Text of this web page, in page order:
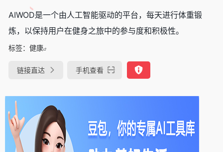
AIWOD是一个由人工智能驱动的平台，每天进行体重锻
炼，以保持用户在健身之旅中的参与度和积极性。
标签： 健康
链接直达 手机查看